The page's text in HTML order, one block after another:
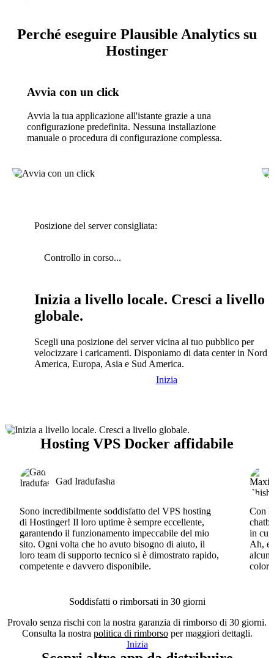
Perché eseguire Plausible Analytics su
Hostinger
Avvia con un click
Avvia la tua applicazione all'istante grazie a una
configurazione predefinita. Nessuna installazione
manuale o procedura di configurazione complessa.
Posizione del server consigliata:
Controllo in corso...
Inizia a livello locale. Cresci a livello
globale.
Scegli una posizione del server vicina al tuo pubblico per
velocizzare i caricamenti. Disponiamo di data center in Nord
America, Europa, Asia e Sud America.
Inizia
Hosting VPS Docker affidabile
Gad Iradufasha
Sono incredibilmente soddisfatto del VPS hosting
di Hostinger! Il loro uptime è sempre eccellente,
garantendo il funzionamento impeccabile del mio
sito. Ogni volta che ho avuto bisogno di aiuto, il
loro team di supporto tecnico si è dimostrato rapido,
competente e davvero disponibile.
Con
in cui
Ah, e
alcun
Soddisfatti o rimborsati in 30 giorni
Provalo senza rischi con la nostra garanzia di rimborso di 30 giorni.
Consulta la nostra politica di rimborsoper maggiori dettagli.
Inizia